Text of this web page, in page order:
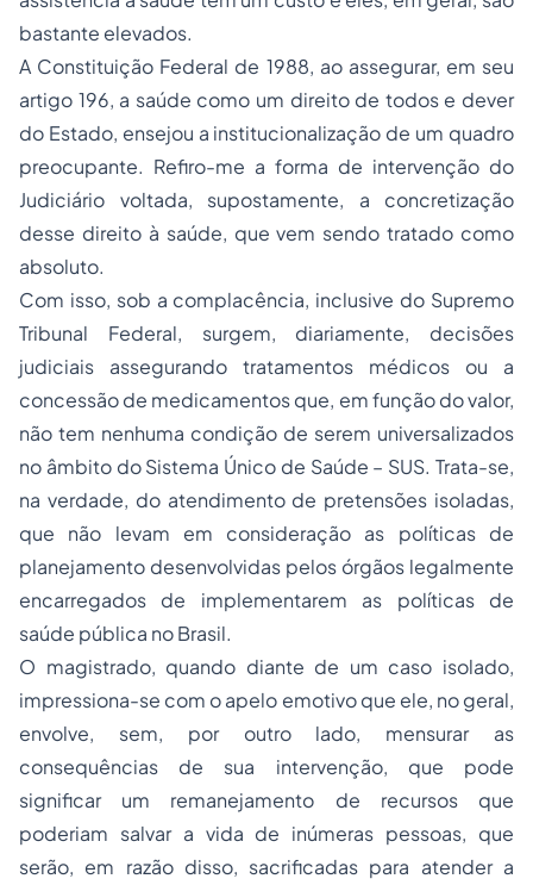
bastante elevados.
A Constituição Federal de 1988, ao assegurar, em seu
artigo 196, a saúde como um direito de todos e dever
do Estado, ensejou a institucionalização de um quadro
preocupante. Refiro-me a forma de intervenção do
Judiciário voltada, supostamente, a concretização
desse direito à saúde, que vem sendo tratado como
absoluto.
Com isso, sob a complacência, inclusive do Supremo
Tribunal Federal, surgem, diariamente, decisões
judiciais assegurando tratamentos médicos ou a
concessão de medicamentos que, em função do valor,
não tem nenhuma condição de serem universalizados
no âmbito do Sistema Único de Saúde – SUS. Trata-se,
na verdade, do atendimento de pretensões isoladas,
que não levam em consideração as políticas de
planejamento desenvolvidas pelos órgãos legalmente
encarregados de implementarem as políticas de
saúde pública no Brasil.
O magistrado, quando diante de um caso isolado,
impressiona-se com o apelo emotivo que ele, no geral,
envolve, sem, por outro lado, mensurar as
consequências de sua intervenção, que pode
significar um remanejamento de recursos que
poderiam salvar a vida de inúmeras pessoas, que
serão, em razão disso, sacrificadas para atender a